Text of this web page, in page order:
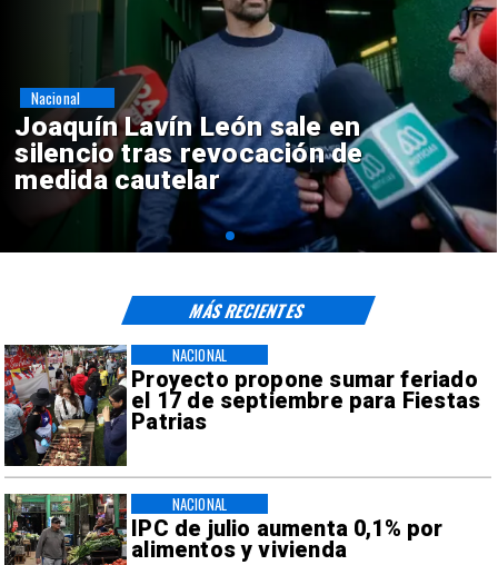
Chile y Venezuela formalizan
reinicio de relaciones
consulares
Nacional
Proyecto propone sumar feriado
el 17 de septiembre para Fiestas
Patrias
NACIONAL
IPC de julio aumenta 0,1% por
alimentos y vivienda
NACIONAL
MÁS RECIENTES